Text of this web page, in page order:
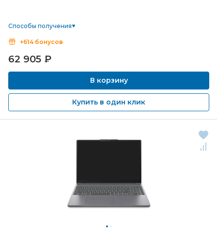
Способы получения
+614 бонусов
62 905 ₽
В корзину
Купить в один клик